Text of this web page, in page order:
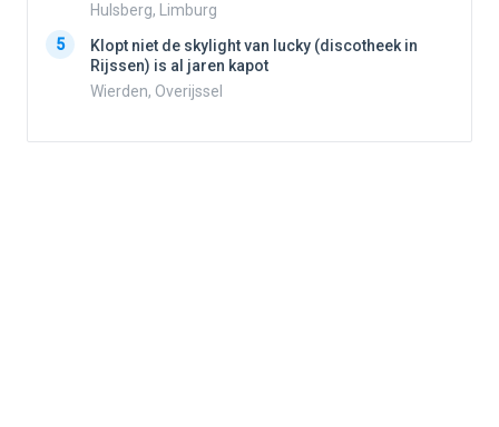
Hulsberg, Limburg
5
Klopt niet de skylight van lucky (discotheek in
Rijssen) is al jaren kapot
Wierden, Overijssel